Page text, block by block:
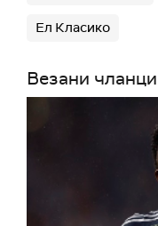
Ел Класико
Везани чланци